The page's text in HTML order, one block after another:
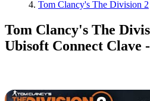
Tom Clancy's The Division 2
Tom Clancy's The
Ubisoft Connect Clave